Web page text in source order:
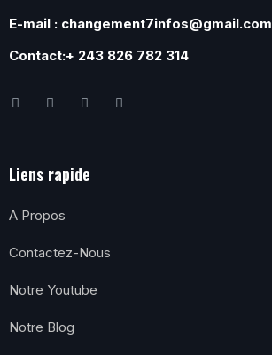
E-mail : changement7infos@gmail.com
Contact:+ 243 826 782 314
Liens rapide
A Propos
Contactez-Nous
Notre Youtube
Notre Blog